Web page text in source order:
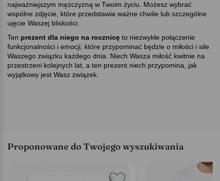
najważniejszym mężczyzną w Twoim życiu. Możesz wybrać
wspólne zdjęcie, które przedstawia ważne chwile lub szczególne
ujęcie Waszej bliskości.
Ten prezent dla niego na rocznicę to niezwykłe połączenie
funkcjonalności i emocji, które przypominać będzie o miłości i sile
Waszego związku każdego dnia. Niech Wasza miłość kwitnie na
przestrzeni kolejnych lat, a ten prezent niech przypomina, jak
wyjątkowy jest Wasz związek.
Proponowane do Twojego wyszukiwania